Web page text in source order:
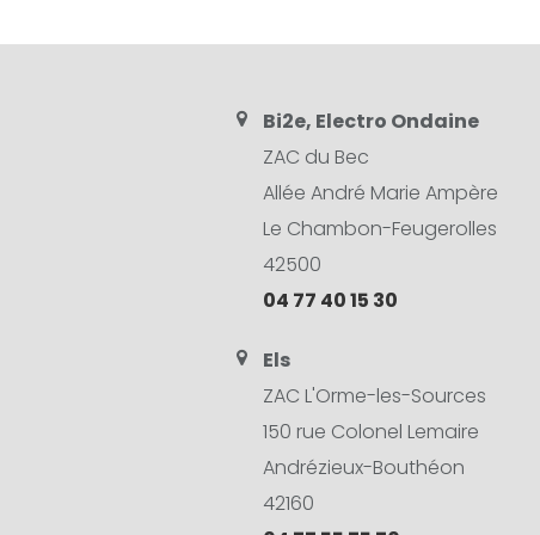
Bi2e, Electro Ondaine
ZAC du Bec
Allée André Marie Ampère
Le Chambon-Feugerolles
42500
04 77 40 15 30
Els
ZAC L'Orme-les-Sources
150 rue Colonel Lemaire
Andrézieux-Bouthéon
42160